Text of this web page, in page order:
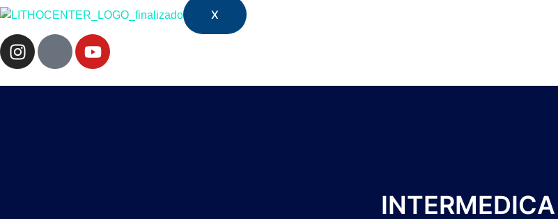
X
INTERMEDICA